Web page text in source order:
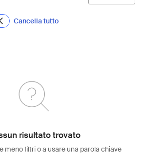
Cancella tutto
risultato trovato
meno filtri o a usare una parola chiave